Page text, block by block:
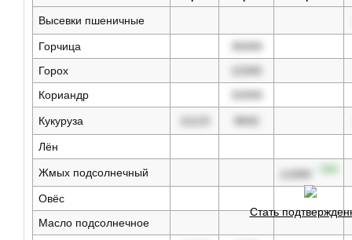
Высевки пшеничные
Горчица
35000
Горох
11500
Кориандр
32000
Кукуруза 9692
Лён
Жмых подсолнечный 11000
Овёс
Масло подсолнечное
Стать